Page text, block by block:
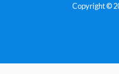
Copyright ©